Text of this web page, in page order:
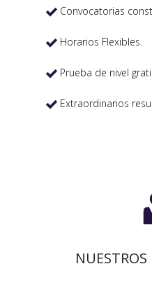
 Convocatorias
 Horarios Flexibles.
 Prueba de nivel
 Extraordinarios
NUESTROS